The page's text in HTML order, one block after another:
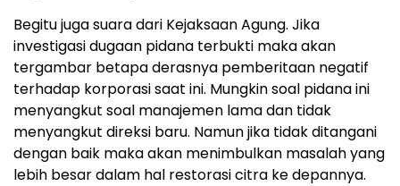
Begitu juga suara dari Kejaksaan Agung. Jika
investigasi dugaan pidana terbukti maka akan
tergambar betapa derasnya pemberitaan negatif
terhadap korporasi saat ini. Mungkin soal pidana ini
menyangkut soal manajemen lama dan tidak
menyangkut direksi baru. Namun jika tidak ditangani
dengan baik maka akan menimbulkan masalah yang
lebih besar dalam hal restorasi citra ke depannya.